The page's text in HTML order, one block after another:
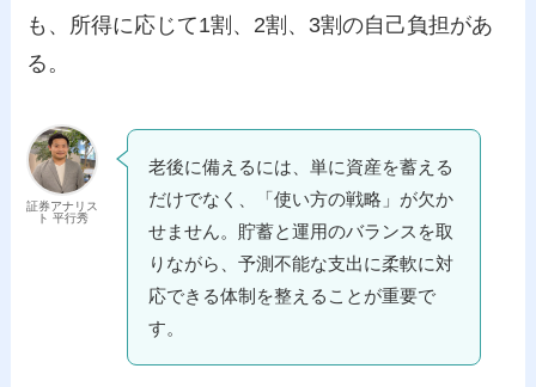
も、所得に応じて1割、2割、3割の自己負担があ
る。
証券アナリス
ト 平行秀
老後に備えるには、単に資産を蓄える
だけでなく、「使い方の戦略」が欠か
せません。貯蓄と運用のバランスを取
りながら、予測不能な支出に柔軟に対
応できる体制を整えることが重要で
す。